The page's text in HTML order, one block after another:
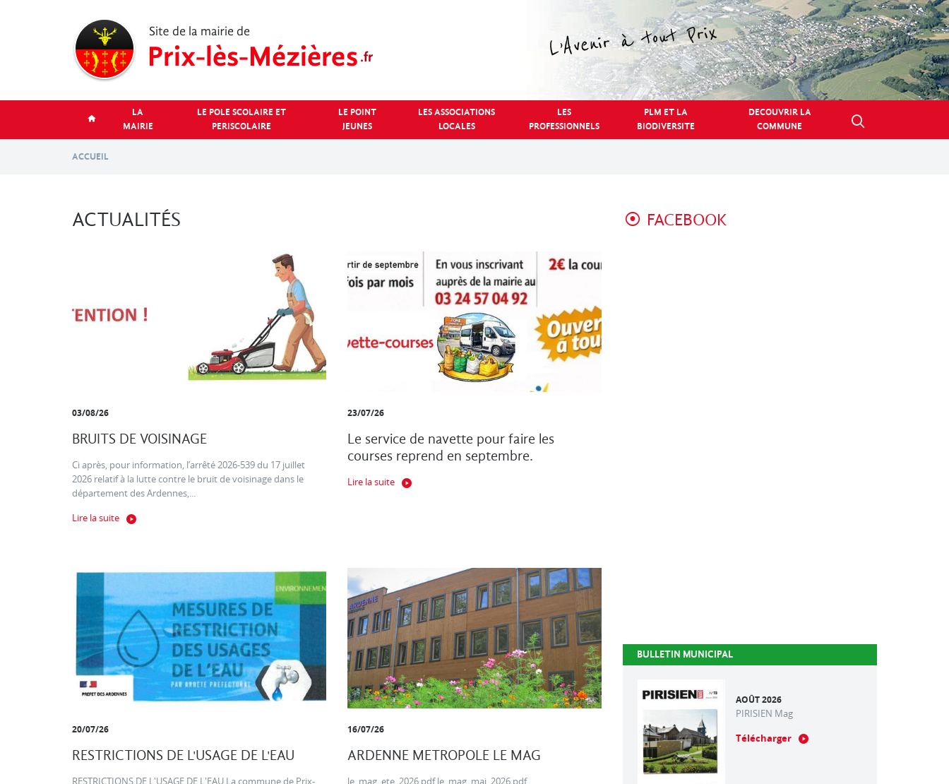
LA
MAIRIE
LE POLE SCOLAIRE ET
PERISCOLAIRE
LE POINT
JEUNES
LES ASSOCIATIONS
LOCALES
LES
PROFESSIONNELS
PLM ET LA
BIODIVERSITE
DECOUVRIR LA
COMMUNE
ACCUEIL
ACTUALITÉS
03/08/26
BRUITS DE VOISINAGE
Ci après, pour information, l’arrêté 2026-539 du 17 juillet
2026 relatif à la lutte contre le bruit de voisinage dans le
département des Ardennes,...
Lire la suite
23/07/26
Le service de navette pour faire les
courses reprend en septembre.
Lire la suite
20/07/26
RESTRICTIONS DE L'USAGE DE L'EAU
RESTRICTIONS DE L'USAGE DE L'EAU La commune de Prix-
16/07/26
ARDENNE METROPOLE LE MAG
le_mag_ete_2026.pdf le_mag_mai_2026.pdf
FACEBOOK
BULLETIN MUNICIPAL
AOÛT 2026
PIRISIEN Mag
Télécharger